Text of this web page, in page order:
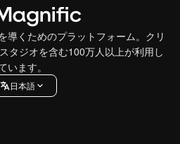
導くためのプラットフォーム。クリ
タジオを含む100万人以上が利用し
います。
日本語